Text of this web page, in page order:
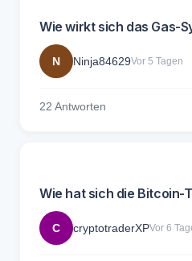
Wie wirkt sich das Gas-
N Ninja84629Vor 5 Tagen
22 Antworten
Wie hat sich die Bitcoin-
C cryptotraderXPVor 6